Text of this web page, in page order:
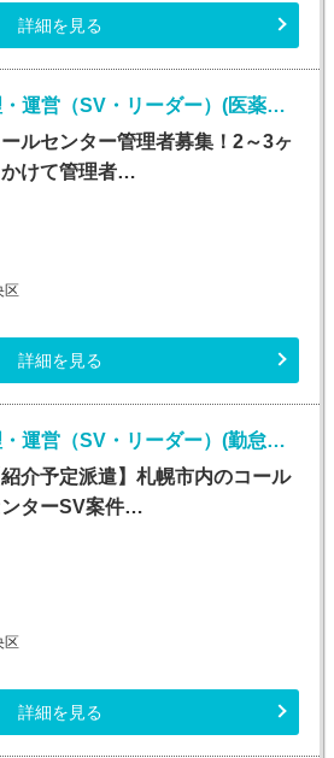
詳細を見る
コールセンター管理・運営（SV・リーダー）(医薬品通販受注業務)
ールセンター管理者募集！2～3ヶ
かけて管理者…
区
詳細を見る
コールセンター管理・運営（SV・リーダー）(勤怠管理システムヘルプデスク)
紹介予定派遣】札幌市内のコール
ターSV案件…
区
詳細を見る